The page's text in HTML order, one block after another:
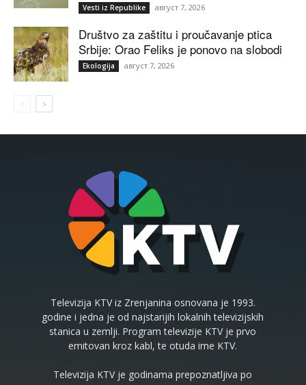
Vesti iz Republike август 7, 2026
Društvo za zaštitu i proučavanje ptica
Srbije: Orao Feliks je ponovo na slobodi
Ekologija август 7, 2026
Televizija KTV iz Zrenjanina osnovana je 1993.
godine i jedna je od najstarijih lokalnih televizijskih
stanica u zemlji. Program televizije KTV je prvo
emitovan kroz kabl, te otuda ime KTV.
Televizija KTV je godinama prepoznatljiva po